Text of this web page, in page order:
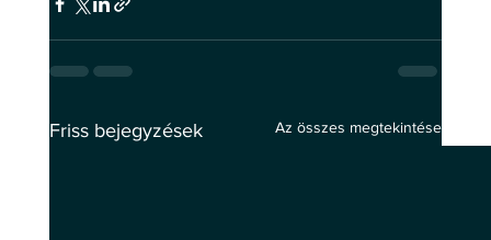
Friss bejegyzések Az összes megtekintése